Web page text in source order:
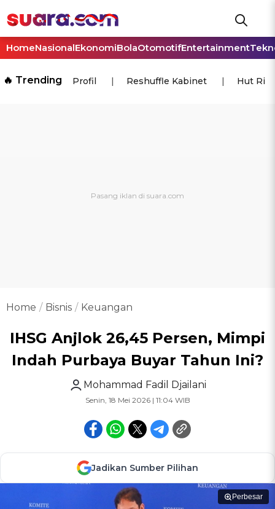
HomeNasionalEkonomiBolaOtomotifEntertainment
🔥 Trending Profil Reshuffle Kabinet Hut Ri
Home Bisnis Keuangan
IHSG Anjlok 26,45 Persen, Mimpi
Indah Purbaya Buyar Tahun Ini?
Mohammad Fadil Djailani
Senin, 18 Mei 2026 | 11:04 WIB
Jadikan Sumber Pilihan
Perbesar